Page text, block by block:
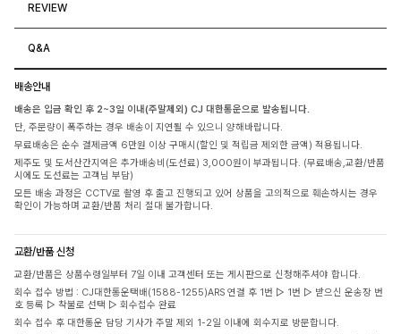
REVIEW
Q&A
배송안내
배송은 입금 확인 후 2~3일 이내(주말제외) CJ 대한통운으로 발송됩니다.
단, 주문량이 폭주하는 경우 배송이 지연될 수 있으니 양해바랍니다.
무료배송은 순수 결제금액 6만원 이상 구매시(할인 및 적립금 제외한 금액) 적용됩니다.
제주도 및 도서산간지역은 추가배송비(도선료) 3,000원이 부과됩니다. (무료배송,교환/반품
시에도 도선료는 고객님 부담)
모든 배송 과정은 CCTV로 촬영 후 출고 진행되고 있어 상품을 고의적으로 훼손하시는 경우
확인이 가능하며 교환/반품 처리 절대 불가합니다.
교환/반품 신청
교환/반품은 상품수령일부터 7일 이내 고객센터 또는 게시판으로 신청해주셔야 합니다.
회수 접수 방법 : CJ대한통운택배(1588-1255)ARS 연결 후 1번 ▷ 1번 ▷ 받으신 운송장 번
호 등록 ▷ 착불로 선택 ▷ 회수접수 완료
회수 접수 후 대한통운 담당 기사가 주말 제외 1-2일 이내에 회수지로 방문합니다.